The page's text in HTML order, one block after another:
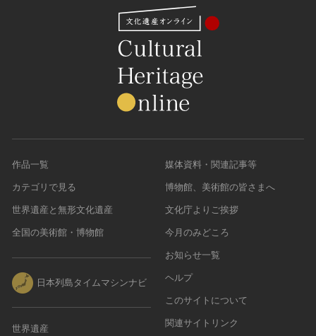
作品一覧
カテゴリで見る
世界遺産と無形文化遺産
全国の美術館・博物館
日本列島タイムマシンナビ
世界遺産
媒体資料・関連記事等
博物館、美術館の皆さまへ
文化庁よりご挨拶
今月のみどころ
お知らせ一覧
ヘルプ
このサイトについて
関連サイトリンク